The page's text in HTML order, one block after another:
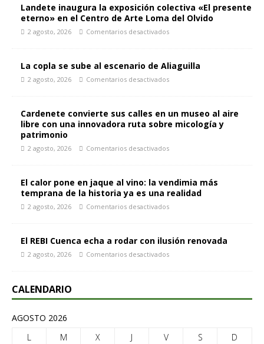
Landete inaugura la exposición colectiva «El presente
eterno» en el Centro de Arte Loma del Olvido
2 agosto, 2026 Comentarios desactivados
La copla se sube al escenario de Aliaguilla
2 agosto, 2026 Comentarios desactivados
Cardenete convierte sus calles en un museo al aire
libre con una innovadora ruta sobre micología y
patrimonio
2 agosto, 2026 Comentarios desactivados
El calor pone en jaque al vino: la vendimia más
temprana de la historia ya es una realidad
2 agosto, 2026 Comentarios desactivados
El REBI Cuenca echa a rodar con ilusión renovada
2 agosto, 2026 Comentarios desactivados
CALENDARIO
AGOSTO 2026
L
M X J V S
D